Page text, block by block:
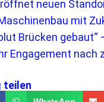
neuen
mit
Brücken gebaut“
Engagement nach
teilen